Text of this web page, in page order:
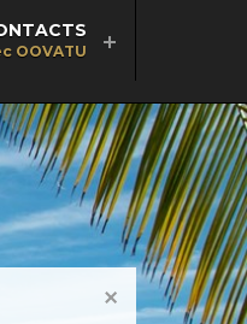
OOVATU